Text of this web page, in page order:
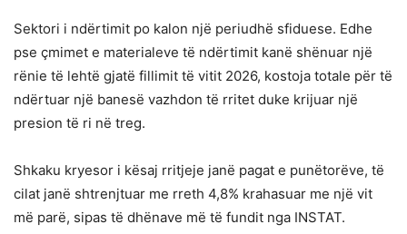
Sektori i ndërtimit po kalon një periudhë sfiduese. Edhe
pse çmimet e materialeve të ndërtimit kanë shënuar një
rënie të lehtë gjatë fillimit të vitit 2026, kostoja totale për të
ndërtuar një banesë vazhdon të rritet duke krijuar një
presion të ri në treg.
Shkaku kryesor i kësaj rritjeje janë pagat e punëtorëve, të
cilat janë shtrenjtuar me rreth 4,8% krahasuar me një vit
më parë, sipas të dhënave më të fundit nga INSTAT.